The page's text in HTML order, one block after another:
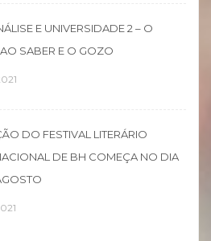
E UNIVERSIDADE 2 – O
SABER E O GOZO
DO FESTIVAL LITERÁRIO
DE BH COMEÇA NO DIA